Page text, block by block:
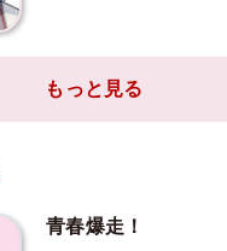
もっと見る
青春爆走！